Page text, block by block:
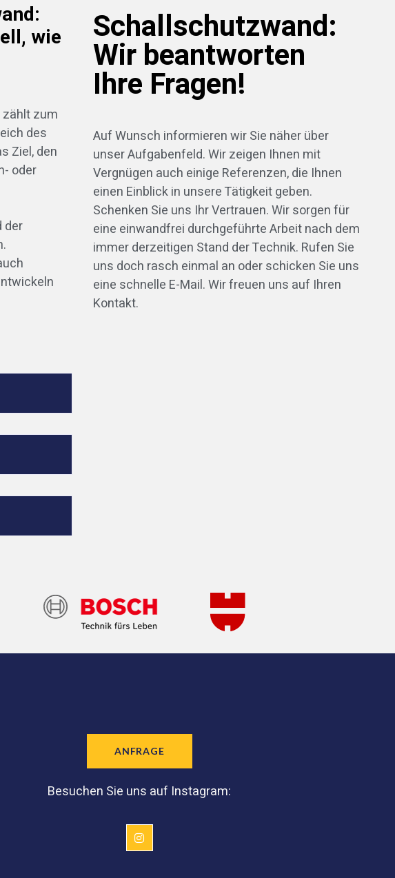
wie
zum
des
Ziel, den
oder
der
Schallschutzwand:
Wir beantworten
Ihre Fragen!
Auf Wunsch informieren wir Sie näher über
unser Aufgabenfeld. Wir zeigen Ihnen mit
Vergnügen auch einige Referenzen, die Ihnen
einen Einblick in unsere Tätigkeit geben.
Schenken Sie uns Ihr Vertrauen. Wir sorgen für
eine einwandfrei durchgeführte Arbeit nach dem
immer derzeitigen Stand der Technik. Rufen Sie
uns doch rasch einmal an oder schicken Sie uns
eine schnelle E-Mail. Wir freuen uns auf Ihren
Kontakt.
ANFRAGE
Besuchen Sie uns auf Instagram: